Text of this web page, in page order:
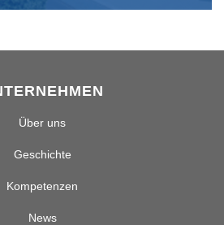
Über uns
Geschichte
Kompetenzen
News